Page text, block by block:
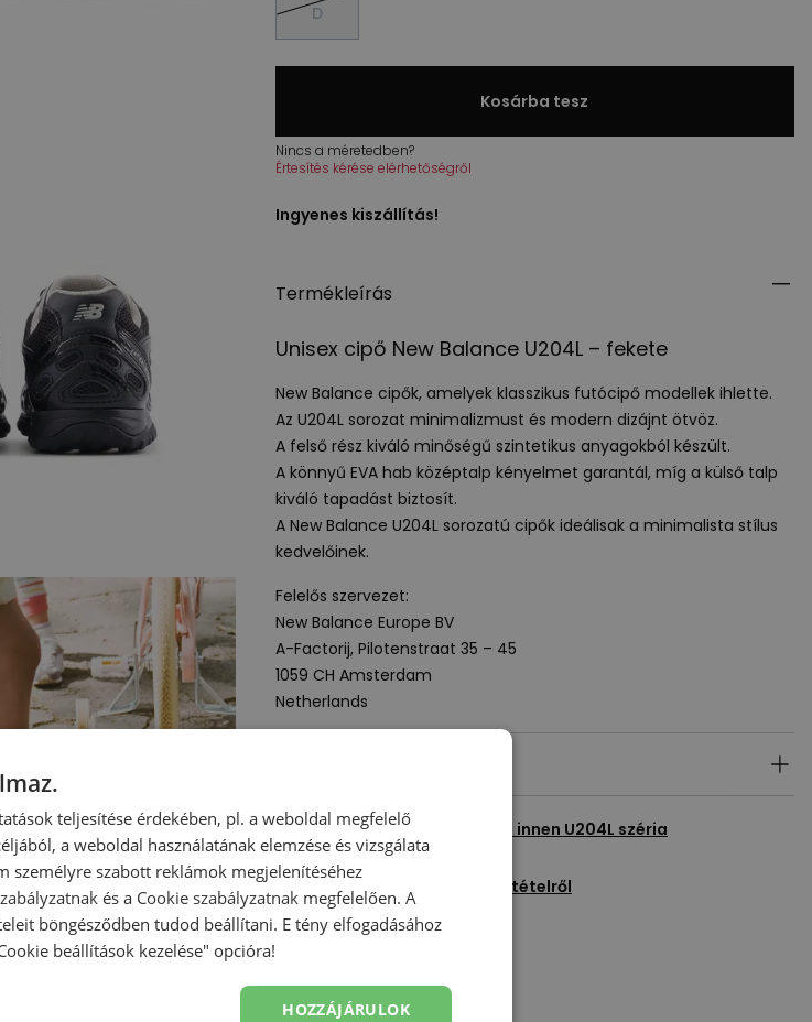
D
Kosárba tesz
Nincs a méretedben?
Értesítés kérése elérhetőségről
Ingyenes kiszállítás!
Termékleírás
Unisex cipő New Balance U204L – fekete
New Balance cipők, amelyek klasszikus futócipő modellek ihlette.
Az U204L sorozat minimalizmust és modern dizájnt ötvöz.
A felső rész kiváló minőségű szintetikus anyagokból készült.
A könnyű EVAhab középtalp kényelmet garantál, míg a külső talp
kiváló tapadást biztosít.
A New Balance U204L sorozatú cipők ideálisak a minimalista stílus
kedvelőinek.
Felelős szervezet:
New Balance Europe BV
A-Factorij, Pilotenstraat 35 – 45
1059 CH Amsterdam
Netherlands
Minden termék megtekintése innen U204L széria
Tegyél fel kérdést erről a tételről
Kedvencekhez ad
teljesítése érdekében, pl. a weboldal megfelelő
a weboldal használatának elemzése és vizsgálata
személyre szabott reklámok megjelenítéséhez
és a Cookie szabályzatnak megfelelően. A
böngésződben tudod beállítani. E tény elfogadásához
beállítások kezelése" opcióra!
HOZZÁJÁRULOK